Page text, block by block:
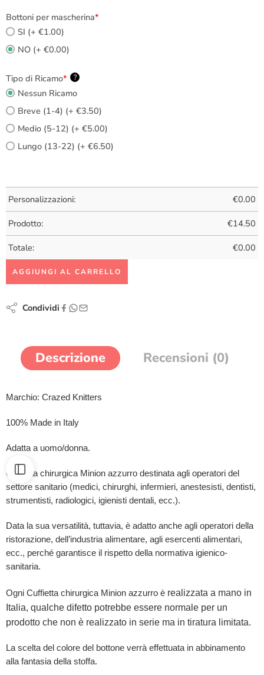
Bottoni per mascherina*
SI (+ €1.00)
NO (+ €0.00)
Tipo di Ricamo* ?
Nessun Ricamo
Breve (1-4) (+ €3.50)
Medio (5-12) (+ €5.00)
Lungo (13-22) (+ €6.50)
Personalizzazioni: €0.00
Prodotto: €14.50
Totale: €0.00
AGGIUNGI AL CARRELLO
Condividi
Descrizione Recensioni (0)
Marchio: Crazed Knitters
100% Made in Italy
Adatta a uomo/donna.
Cuffietta chirurgica Minion azzurro destinata agli operatori del
settore sanitario (medici, chirurghi, infermieri, anestesisti, dentisti,
strumentisti, radiologici, igienisti dentali, ecc.).
Data la sua versatilità, tuttavia, è adatto anche agli operatori della
ristorazione, dell’industria alimentare, agli esercenti alimentari,
ecc., perché garantisce il rispetto della normativa igienico-
sanitaria.
Ogni Cuffietta chirurgica Minion azzurro è realizzata a mano in
Italia, qualche difetto potrebbe essere normale per un
prodotto che non è realizzato in serie ma in tiratura limitata.
La scelta del colore del bottone verrà effettuata in abbinamento
alla fantasia della stoffa.